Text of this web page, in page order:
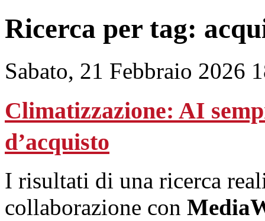
Ricerca per tag:
Sabato, 21 Febbraio 2026
Climatizzazione: AI
d’acquisto
I risultati di una ricerca
collaborazione con